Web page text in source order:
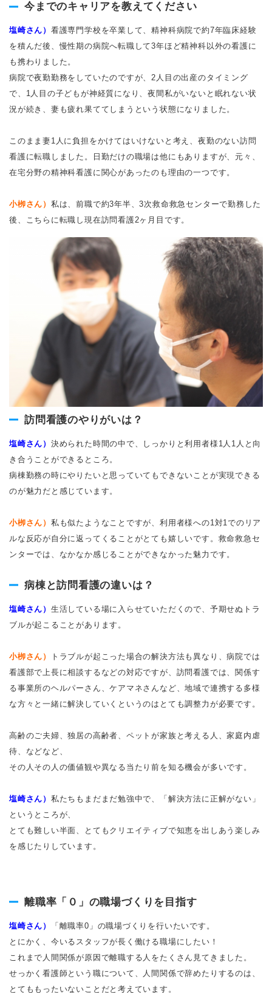
今までのキャリアを教えてください
塩崎さん） 看護専門学校を卒業して、精神科病院で約7年臨床経験
を積んだ後、慢性期の病院へ転職して3年ほど精神科以外の看護に
も携わりました。
病院で夜勤勤務をしていたのですが、2人目の出産のタイミング
で、1人目の子どもが神経質になり、夜間私がいないと眠れない状
況が続き、妻も疲れ果ててしまうという状態になりました。
このまま妻1人に負担をかけてはいけないと考え、夜勤のない訪問
看護に転職しました。日勤だけの職場は他にもありますが、元々、
在宅分野の精神科看護に関心があったのも理由の一つです。
小栁さん） 私は、前職で約3年半、3次救命救急センターで勤務した
後、こちらに転職し現在訪問看護2ヶ月目です。
訪問看護のやりがいは？
塩崎さん） 決められた時間の中で、しっかりと利用者様1人1人と向
き合うことができるところ。
病棟勤務の時にやりたいと思っていてもできないことが実現できる
のが魅力だと感じています。
小栁さん） 私も似たようなことですが、利用者様への1対1でのリア
ルな反応が自分に返ってくることがとても嬉しいです。救命救急セ
ンターでは、なかなか感じることができなかった魅力です。
病棟と訪問看護の違いは？
塩崎さん） 生活している場に入らせていただくので、予期せぬトラ
ブルが起こることがあります。
小栁さん）
トラブルが起こった場合の解決方法も異なり、病院では
看護部で上長に相談するなどの対応ですが、訪問看護では、関係す
る事業所のヘルパーさん、ケアマネさんなど、地域で連携する多様
な方々と一緒に解決していくというのはとても調整力が必要です。
高齢のご夫婦、独居の高齢者、ペットが家族と考える人、家庭内虐
待、などなど、
その人その人の価値観や異なる当たり前を知る機会が多いです。
塩崎さん） 私たちもまだまだ勉強中で、「解決方法に正解がない」
というところが、
とても難しい半面、とてもクリエイティブで知恵を出しあう楽しみ
を感じたりしています。
離職率「０」の職場づくりを目指す
塩崎さん）
「離職率0」の職場づくりを行いたいです。
とにかく、今いるスタッフが長く働ける職場にしたい！
これまで人間関係が原因で離職する人をたくさん見てきました。
せっかく看護師という職について、人間関係で辞めたりするのは、
とてももったいないことだと考えています。